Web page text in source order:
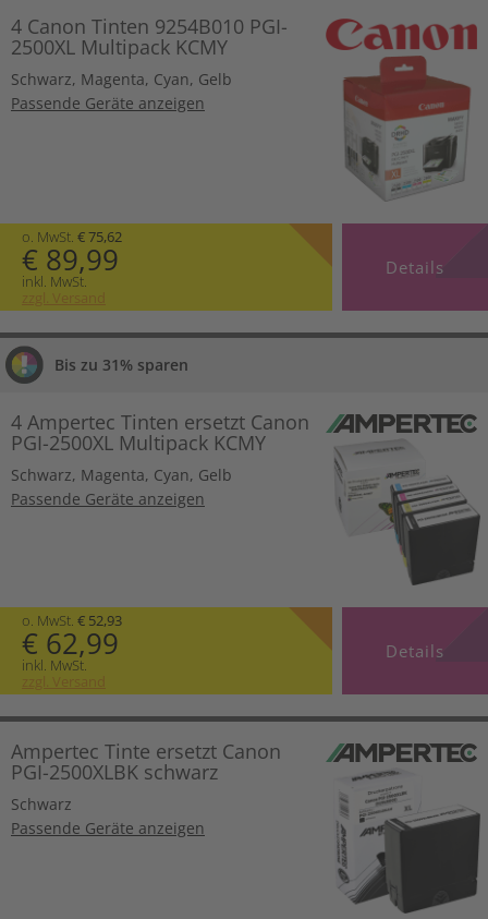
4 Canon Tinten 9254B010 PGI-
2500XL Multipack KCMY
Schwarz, Magenta, Cyan, Gelb
Passende Geräte anzeigen
o. MwSt. € 75,62
€ 89,99
inkl. MwSt.
zzgl. Versand
Details
Bis zu 31% sparen
4 Ampertec Tinten ersetzt Canon
PGI-2500XL Multipack KCMY
Schwarz, Magenta, Cyan, Gelb
Passende Geräte anzeigen
o. MwSt. € 52,93
€ 62,99
inkl. MwSt.
zzgl. Versand
Details
Ampertec Tinte ersetzt Canon
PGI-2500XLBK schwarz
Schwarz
Passende Geräte anzeigen